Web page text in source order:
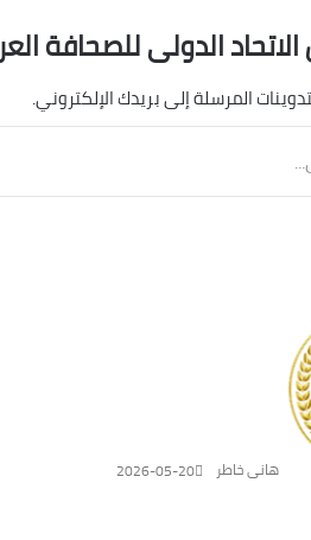
الدولى للصحافة
المرسلة إلى بريدك الإلكتروني.
هانى خاطر 2026-05-20